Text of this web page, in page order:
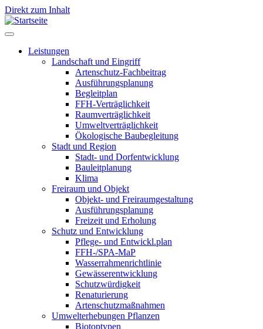
Direkt zum Inhalt
Leistungen
Leistungen
Landschaft und Eingriff
Artenschutz-Fachbeitrag
Ausführungsplanung
Begleitplan
FFH-Verträglichkeit
Raumverträglichkeit
Umweltverträglichkeit
Ökologische Baubegleitung
Stadt und Region
Stadt- und Dorfentwicklung
Bauleitplanung
Klima
Freiraum und Objekt
Objekt- und Freiraumgestaltung
Ausführungsplanung
Freizeit und Erholung
Schutz und Entwicklung
Pflege- und Entwickl.plan
FFH-/SPA-MaP
Wasserrahmenrichtlinie
Gewässerentwicklung
Schutzwürdigkeit
Renaturierung
Artenschutzmaßnahmen
Umwelterhebungen Pflanzen
Biotoptypen